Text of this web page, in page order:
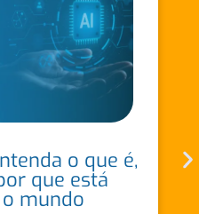
o que é,
que está
mundo